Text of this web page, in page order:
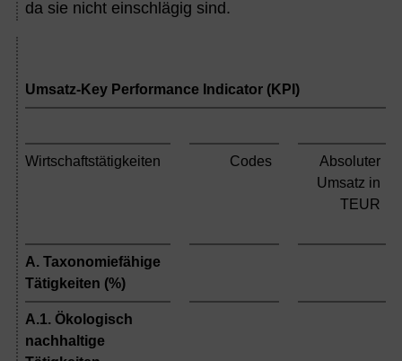
da sie nicht einschlägig sind.
Umsatz-Key Performance Indicator (KPI)
Wirtschaftstätigkeiten Codes
Absoluter
Umsatz in
TEUR
A. Taxonomiefähige
Tätigkeiten (%)
A.1. Ökologisch
nachhaltige